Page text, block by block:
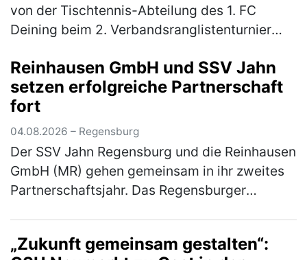
von der Tischtennis-Abteilung des 1. FC
Deining beim 2. Verbandsranglistenturnier
das hochkarätig besetzte Turnier…(mehr)
Reinhausen GmbH und SSV Jahn
setzen erfolgreiche Partnerschaft
fort
04.08.2026 – Regensburg
Der SSV Jahn Regensburg und die Reinhausen
GmbH (MR) gehen gemeinsam in ihr zweites
Partnerschaftsjahr. Das Regensburger
f…(mehr)
„Zukunft gemeinsam gestalten“: